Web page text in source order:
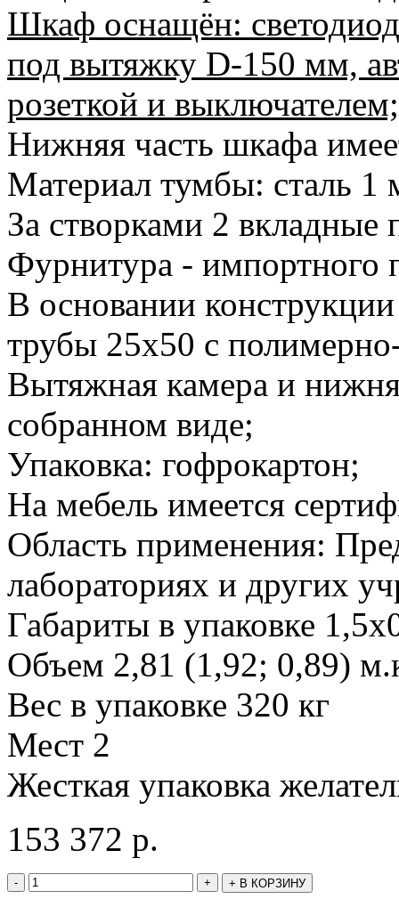
Шкаф оснащён:
под вытяжку D-150 мм,
розеткой и выключателем;
Нижняя часть шкафа
Материал тумбы: сталь 1
За створками 2 вкладные
Фурнитура - импортного
В основании
трубы 25х50 с
Вытяжная камера и
собранном виде;
Упаковка: гофрокартон;
На мебель имеется
Область применения:
лабораториях и других
Габариты в упаковке
Объем 2,81 (1,92; 0,89)
Вес в упаковке 320 кг
Мест 2
Жесткая упаковка
153 372 р.
- + + В КОРЗИНУ